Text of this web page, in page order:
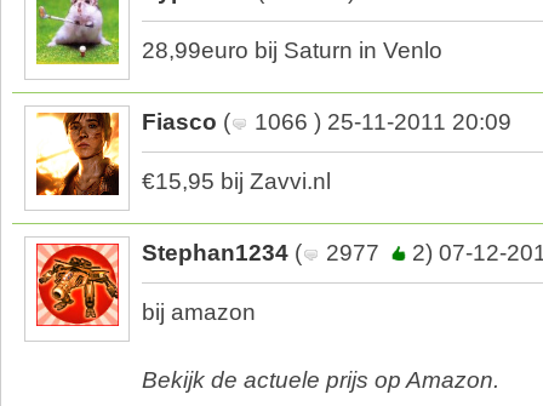
28,99euro bij Saturn in Venlo
Fiasco ( 1066 ) 25-11-2011 20:09
€15,95 bij Zavvi.nl
Stephan1234 ( 2977 2) 07-12-
bij amazon
Bekijk de actuele prijs op Amazon.